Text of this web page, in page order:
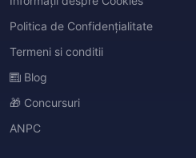
Politica de Confidențialitate
Termeni si conditii
Blog
🎁 Concursuri
ANPC